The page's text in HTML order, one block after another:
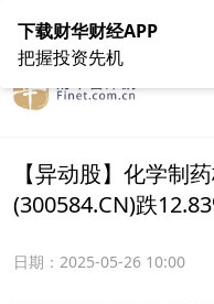
在线客服 关于我们
【异动股】化学制
(300584.CN)跌
日期： 2025-05-26 10:00
下载财华财经APP
把握投资先机